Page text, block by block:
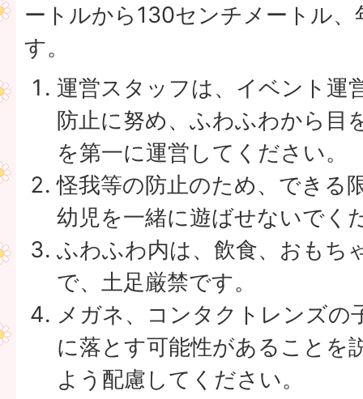
ートルから130センチメートル
す。
運営スタッフは、イベント運
防止に努め、ふわふわから目
を第一に運営してください。
怪我等の防止のため、できる
幼児を一緒に遊ばせないでく
ふわふわ内は、飲食、おもち
で、土足厳禁です。
メガネ、コンタクトレンズの
に落とす可能性があることを
よう配慮してください。